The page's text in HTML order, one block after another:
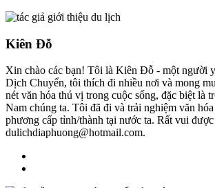
Kiên Đỗ
Xin chào các bạn! Tôi là Kiên Đỗ - một người
Dịch Chuyển, tôi thích đi nhiều nơi và mong
nét văn hóa thú vị trong cuộc sống, đặc biệt là
Nam chúng ta. Tôi đã đi và trải nghiệm văn hóa
phương cấp tỉnh/thành tại nước ta. Rất vui được
dulichdiaphuong@hotmail.com.